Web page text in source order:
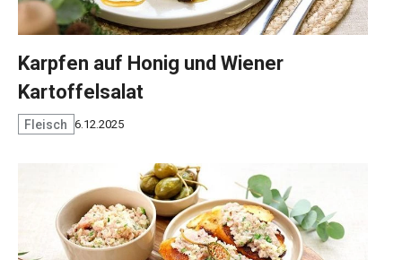
Karpfen auf Honig und Wiener
Kartoffelsalat
Fleisch 6.12.2025